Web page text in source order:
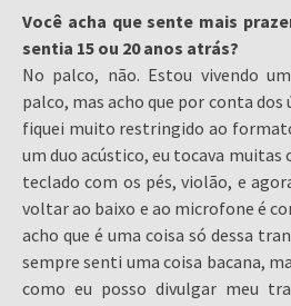
Você acha que sente mais
sentia 15 ou 20 anos atrás?
No palco, não. Estou vivendo
palco, mas acho que por conta
fiquei muito restringido ao
um duo acústico, eu tocava muitas
teclado com os pés, violão, e
voltar ao baixo e ao microfone é
acho que é uma coisa só dessa
sempre senti uma coisa bacana,
como eu posso divulgar meu